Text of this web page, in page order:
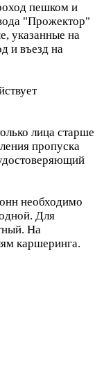
пешком и
"Прожектор"
указанные на
и въезд на
лица старше
пропуска
необходимо
Для
На
каршеринга.